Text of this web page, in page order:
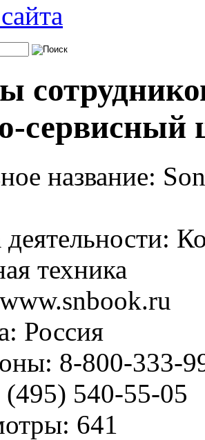
сервисный
название:
техника
www.snbook.ru
Россия
8-800-333-
(495) 540-55-05
641